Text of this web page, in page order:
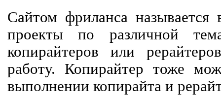
Сайтом фриланса называется
проекты по различной
копирайтеров или
работу. Копирайтер тоже
выполнении копирайта и